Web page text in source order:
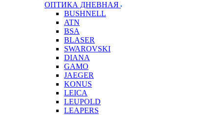
ОПТИКА ДНЕВНАЯ
BUSHNELL
ATN
BSA
BLASER
SWAROVSKI
DIANA
GAMO
JAEGER
KONUS
LEICA
LEUPOLD
LEAPERS